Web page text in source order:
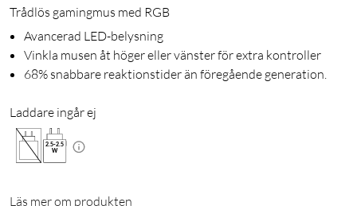
Trådlös gamingmus med RGB
Avancerad LED-belysning
Vinkla musen åt höger eller vänster för extra kontroller
68% snabbare reaktionstider än föregående generation.
Laddare ingår ej
2.5-2.5
W
Läs mer om produkten